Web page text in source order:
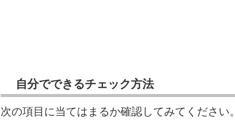
自分でできるチェック方法
次の項目に当てはまるか確認してみてください。